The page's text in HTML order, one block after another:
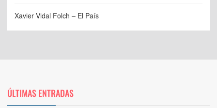
Xavier Vidal Folch – El País
ÚLTIMAS ENTRADAS